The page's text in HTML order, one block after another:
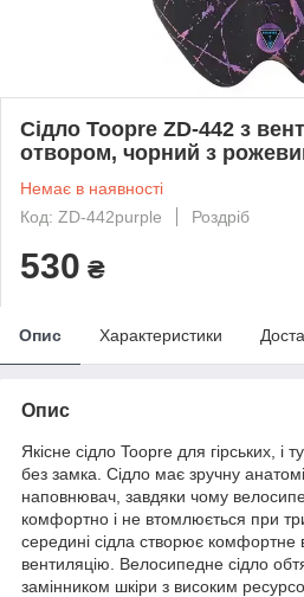
Сідло Toopre ZD-442 з
отвором, чорний з
Немає в наявності
Код: ZD-442purple
Роздріб
530 ₴
Опис Характеристики
Опис
Якісне сідло Toopre для гірських, і
без замка. Сідло має зручну
наповнювач, завдяки чому
комфортно і не втомлюється при
середині сідла створює комфортне
вентиляцію. Велосипедне сідло
замінником шкіри з високим